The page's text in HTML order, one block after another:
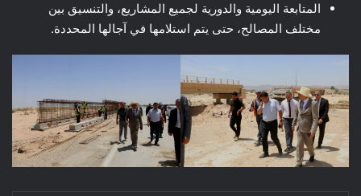
المتابعة اليومية والدورية لجميع المشاريع، والتنسيق بين
مختلف المصالح، حتى يتم استلامها في آجالها المحددة.